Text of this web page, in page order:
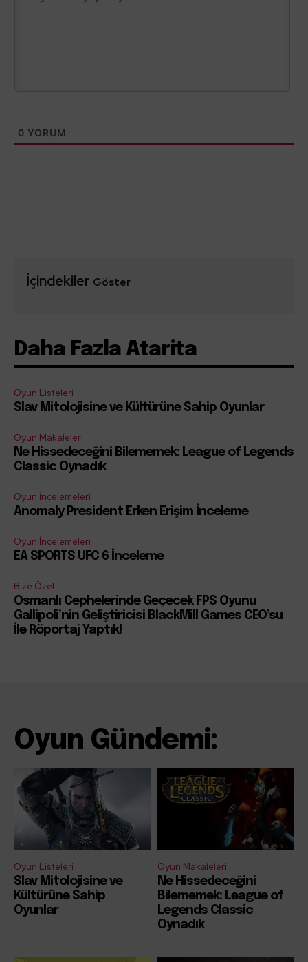
0 YORUM
İçindekiler Göster
Daha Fazla Atarita
Oyun Listeleri
Slav Mitolojisine ve Kültürüne Sahip Oyunlar
Oyun Makaleleri
Ne Hissedeceğini Bilememek: League of Legends
Classic Oynadık
Oyun İncelemeleri
Anomaly President Erken Erişim İnceleme
Oyun İncelemeleri
EA SPORTS UFC 6 İnceleme
Bize Özel
Osmanlı Cephelerinde Geçecek FPS Oyunu
Gallipoli’nin Geliştiricisi BlackMill Games CEO’su
İle Röportaj Yaptık!
Oyun Gündemi:
Oyun Listeleri
Slav Mitolojisine ve
Kültürüne Sahip
Oyunlar
Oyun Makaleleri
Ne Hissedeceğini
Bilememek: League of
Legends Classic
Oynadık